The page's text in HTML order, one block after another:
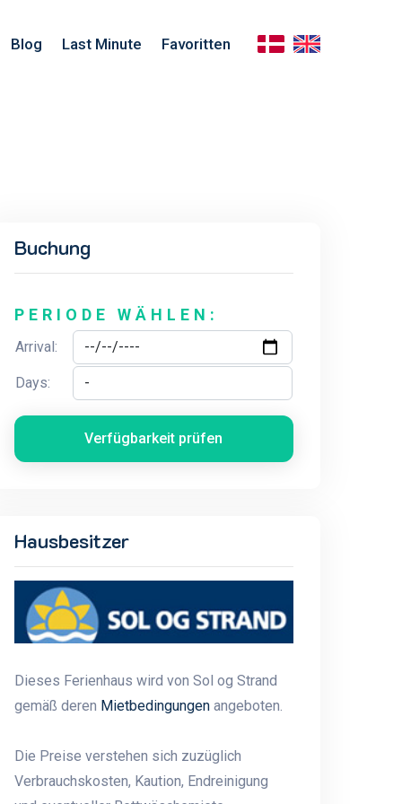
Blog Last Minute Favoritten
Buchung
PERIODE WÄHLEN:
Arrival:
Days:
Verfügbarkeit prüfen
Hausbesitzer
Dieses Ferienhaus wird von Sol og Strand
gemäß deren Mietbedingungenangeboten.
Die Preise verstehen sich zuzüglich
Verbrauchskosten, Kaution, Endreinigung